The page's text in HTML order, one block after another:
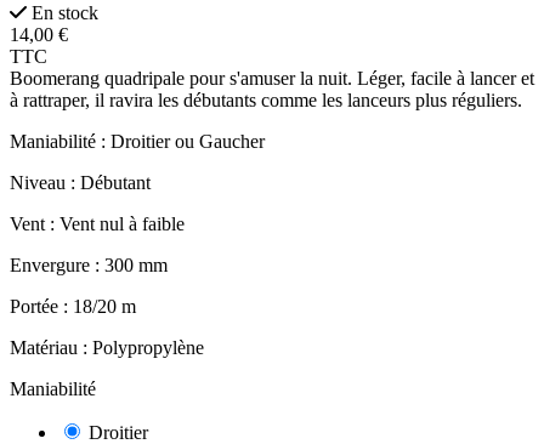
En stock
14,00 €
TTC
Boomerang quadripale pour s'amuser la nuit. Léger, facile à lancer et
à rattraper, il ravira les débutants comme les lanceurs plus réguliers.
Maniabilité : Droitier ou Gaucher
Niveau : Débutant
Vent : Vent nul à faible
Envergure : 300 mm
Portée : 18/20 m
Matériau : Polypropylène
Maniabilité
Droitier